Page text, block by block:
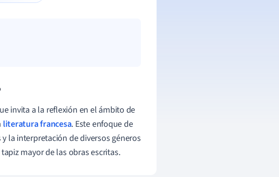
invita a la reflexión en el ámbito de
literatura francesa. Este enfoque de
la interpretación de diversos géneros
mayor de las obras escritas.